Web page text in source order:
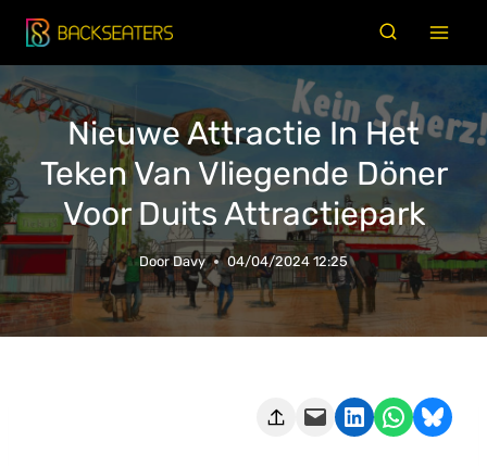
Doorgaan
naar
inhoud
Nieuwe Attractie In Het
Teken Van Vliegende Döner
Voor Duits Attractiepark
Door Davy 04/04/2024 12:25
Deze pagina e-mailen Delen op LinkedIn Delen via WhatsApp Share on Bluesky